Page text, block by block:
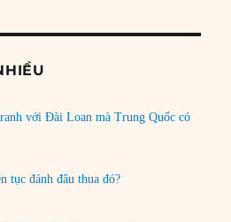
với Đài Loan mà Trung Quốc có
tục đánh đâu thua đó?